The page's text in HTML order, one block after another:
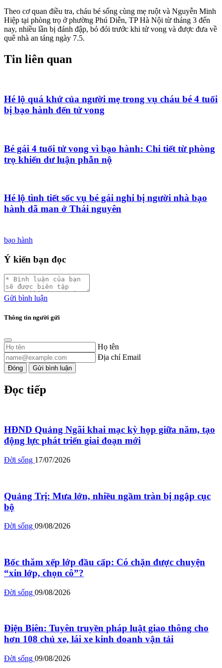
Theo cơ quan điều tra, cháu bé sống cùng mẹ ruột và Nguyễn Minh
Hiệp tại phòng trọ ở phường Phú Diễn, TP Hà Nội từ tháng 3 đến
nay, nhiều lần bị đánh đập, bỏ đói trước khi tử vong và được đưa về
quê nhà an táng ngày 7.5.
Tin liên quan
Hé lộ quá khứ của người mẹ trong vụ cháu bé 4 tuổi
bị bạo hành đến tử vong
Bé gái 4 tuổi tử vong vì bạo hành: Chi tiết từ phòng
trọ khiến dư luận phẫn nộ
Hé lộ tình tiết sốc vụ bé gái nghi bị người nhà bạo
hành dã man ở Thái nguyên
bạo hành
Ý kiến bạn đọc
Gửi bình luận
Thông tin người gửi
Họ tên
Địa chỉ Email
Đóng Gửi bình luận
Đọc tiếp
HĐND Quảng Ngãi khai mạc kỳ họp giữa năm, tạo
động lực phát triển giai đoạn mới
Đời sống 17/07/2026
Quảng Trị: Mưa lớn, nhiều ngầm tràn bị ngập cục
bộ
Đời sống 09/08/2026
Bốc thăm xếp lớp đầu cấp: Có chặn được chuyện
“xin lớp, chọn cô”?
Đời sống 09/08/2026
Điện Biên: Tuyên truyền pháp luật giao thông cho
hơn 108 chủ xe, lái xe kinh doanh vận tải
Đời sống 09/08/2026